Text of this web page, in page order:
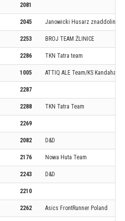
2081
2045 Janowicki Husarz znaddoliny
2253 BROJ TEAM ŹLINICE
2286 TKN Tatra team
1005 ATTIQ ALE Team/KS Kandahar
2287
2288 TKN Tatra Team
2269
2082 D&D
2176 Nowa Huta Team
2243 D&D
2210
2262 Asics FrontRunner Poland